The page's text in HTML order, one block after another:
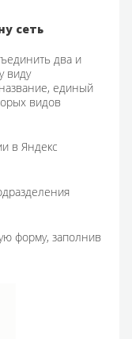
сеть
два и
виду
единый
видов
в Яндекс
форму, заполнив